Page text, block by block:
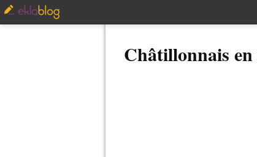
Châtillonnais